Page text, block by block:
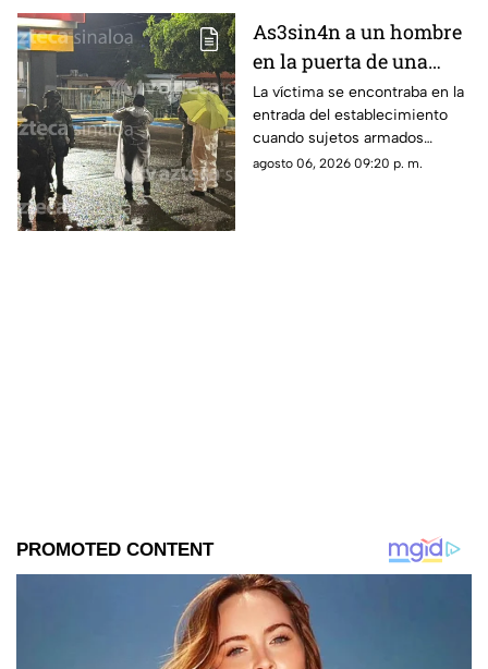
As3sin4n a un hombre
en la puerta de una
tienda de conveniencia
en la Emiliano Zapata,
Culiacán
La víctima se encontraba en la
entrada del establecimiento
cuando sujetos armados
abrieron fuego contra él
agosto 06, 2026 09:20 p. m.